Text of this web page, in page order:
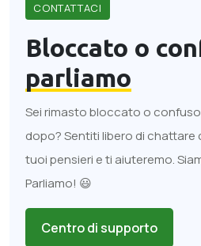
CONTATTACI
Bloccato o
parliamo
Sei rimasto bloccato o
dopo? Sentiti libero di chattare
tuoi pensieri e ti aiuteremo.
Parliamo! 😃
Centro di supporto